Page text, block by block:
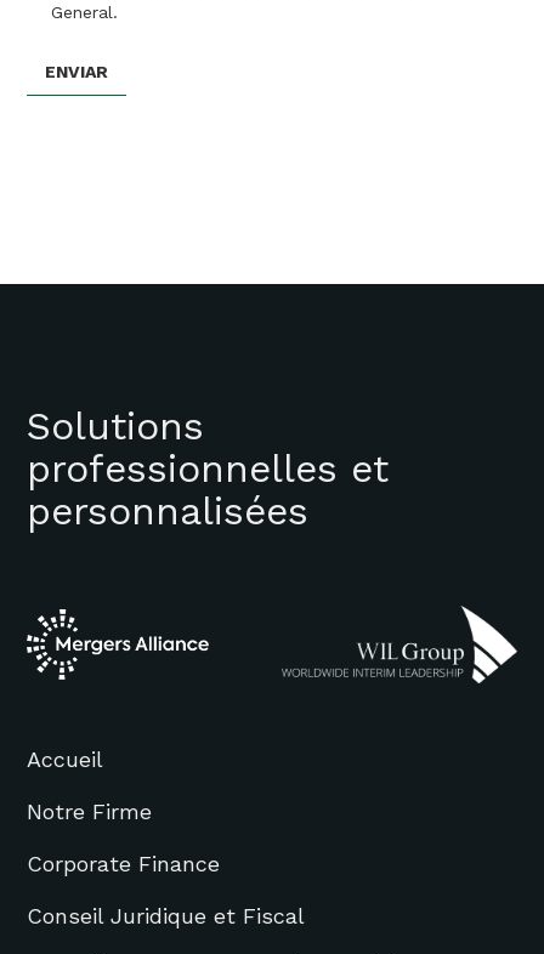
General.
Solutions
professionnelles et
personnalisées
Accueil
Notre Firme
Corporate Finance
Conseil Juridique et Fiscal